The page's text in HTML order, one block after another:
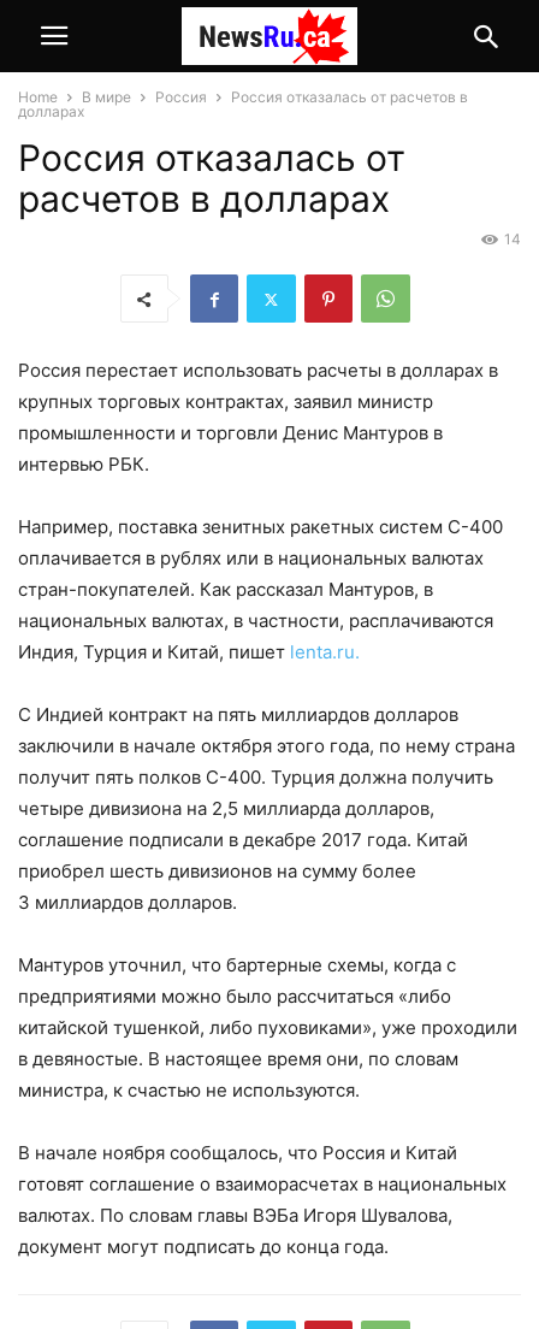
Home В мире Россия
Россия отказалась от расчетов в
долларах
Россия отказалась от
расчетов в долларах
14
Россия перестает использовать расчеты в долларах в
крупных торговых контрактах, заявил министр
промышленности и торговли Денис Мантуров в
интервью РБК.
Например, поставка зенитных ракетных систем С-400
оплачивается в рублях или в национальных валютах
стран-покупателей. Как рассказал Мантуров, в
национальных валютах, в частности, расплачиваются
Индия, Турция и Китай, пишет lenta.ru.
С Индией контракт на пять миллиардов долларов
заключили в начале октября этого года, по нему страна
получит пять полков С-400. Турция должна получить
четыре дивизиона на 2,5 миллиарда долларов,
соглашение подписали в декабре 2017 года. Китай
приобрел шесть дивизионов на сумму более
3 миллиардов долларов.
Мантуров уточнил, что бартерные схемы, когда с
предприятиями можно было рассчитаться «либо
китайской тушенкой, либо пуховиками», уже проходили
в девяностые. В настоящее время они, по словам
министра, к счастью не используются.
В начале ноября сообщалось, что Россия и Китай
готовят соглашение о взаиморасчетах в национальных
валютах. По словам главы ВЭБа Игоря Шувалова,
документ могут подписать до конца года.